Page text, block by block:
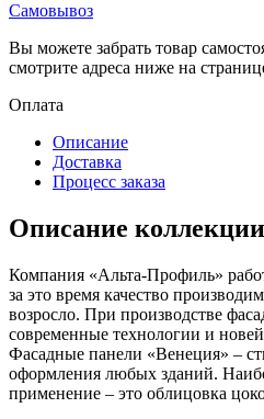
Самовывоз
Вы можете забрать товар
смотрите адреса ниже на
Оплата
Описание
Доставка
Процесс заказа
Описание
Компания «Альта-Профиль»
за это время качество
возросло. При производстве
современные технологии и
Фасадные панели «Венеция» –
оформления любых зданий.
применение – это облицовка